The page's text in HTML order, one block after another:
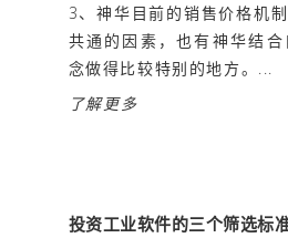
3、神华目前的销售价格机
共通的因素，也有神华结
念做得比较特别的地方。...
了解更多
投资工业软件的三个筛选标